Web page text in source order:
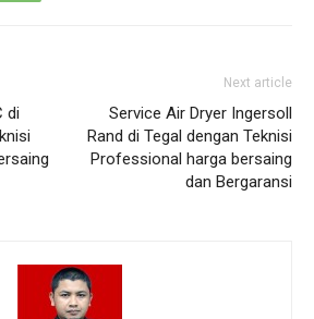
di
Next article
Service Air Dryer Ingersoll
Rand di Tegal dengan Teknisi
Professional harga bersaing
dan Bergaransi